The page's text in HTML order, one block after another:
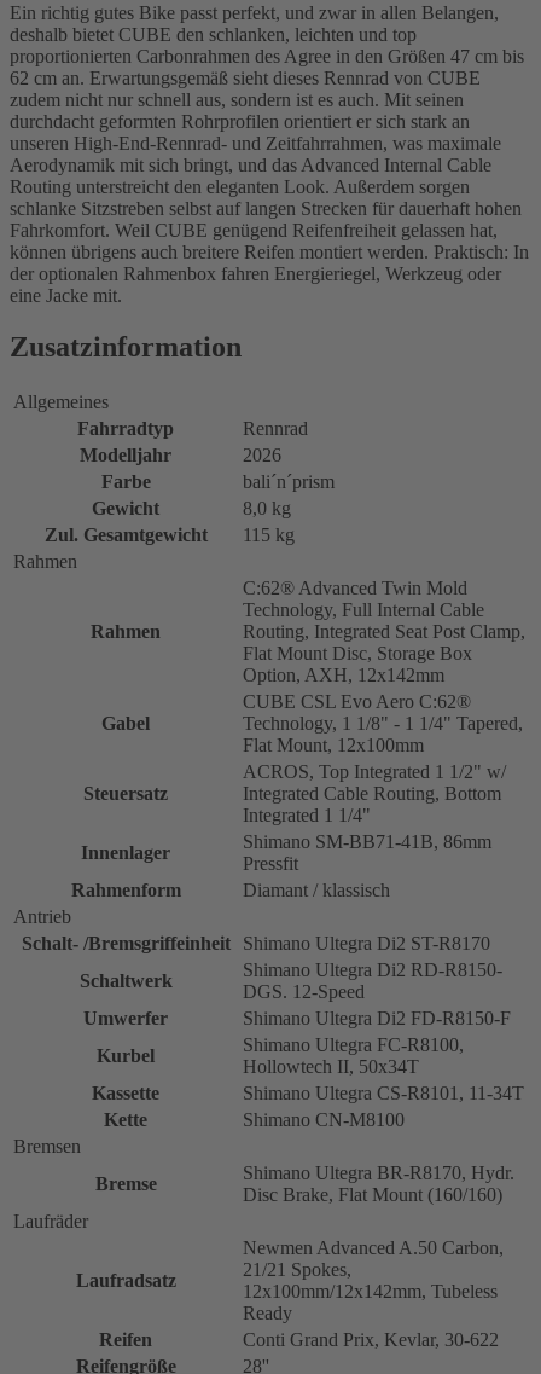
Ein richtig gutes Bike passt perfekt, und zwar in allen Belangen,
deshalb bietet CUBE den schlanken, leichten und top
proportionierten Carbonrahmen des Agree in den Größen 47 cm bis
62 cm an. Erwartungsgemäß sieht dieses Rennrad von CUBE
zudem nicht nur schnell aus, sondern ist es auch. Mit seinen
durchdacht geformten Rohrprofilen orientiert er sich stark an
unseren High-End-Rennrad- und Zeitfahrrahmen, was maximale
Aerodynamik mit sich bringt, und das Advanced Internal Cable
Routing unterstreicht den eleganten Look. Außerdem sorgen
schlanke Sitzstreben selbst auf langen Strecken für dauerhaft hohen
Fahrkomfort. Weil CUBE genügend Reifenfreiheit gelassen hat,
können übrigens auch breitere Reifen montiert werden. Praktisch: In
der optionalen Rahmenbox fahren Energieriegel, Werkzeug oder
eine Jacke mit.
Zusatzinformation
Allgemeines
Fahrradtyp
Rennrad
Modelljahr
2026
Farbe
bali´n´prism
Gewicht
8,0 kg
Zul. Gesamtgewicht
115 kg
Rahmen
Rahmen
C:62® Advanced Twin Mold
Technology, Full Internal Cable
Routing, Integrated Seat Post Clamp,
Flat Mount Disc, Storage Box
Option, AXH, 12x142mm
Gabel
CUBE CSL Evo Aero C:62®
Technology, 1 1/8" - 1 1/4" Tapered,
Flat Mount, 12x100mm
Steuersatz
ACROS, Top Integrated 1 1/2" w/
Integrated Cable Routing, Bottom
Integrated 1 1/4"
Innenlager
Shimano SM-BB71-41B, 86mm
Pressfit
Rahmenform
Diamant / klassisch
Antrieb
Schalt- /Bremsgriffeinheit
Shimano Ultegra Di2 ST-R8170
Schaltwerk
Shimano Ultegra Di2 RD-R8150-
DGS. 12-Speed
Umwerfer
Shimano Ultegra Di2 FD-R8150-F
Kurbel
Shimano Ultegra FC-R8100,
Hollowtech II, 50x34T
Kassette
Shimano Ultegra CS-R8101, 11-34T
Kette
Shimano CN-M8100
Bremsen
Bremse
Shimano Ultegra BR-R8170, Hydr.
Disc Brake, Flat Mount (160/160)
Laufräder
Laufradsatz
Newmen Advanced A.50 Carbon,
21/21 Spokes,
12x100mm/12x142mm, Tubeless
Ready
Reifen
Conti Grand Prix, Kevlar, 30-622
Reifengröße
28''